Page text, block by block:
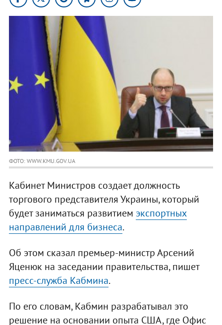
ФОТО: WWW.KMU.GOV.UA
Кабинет Министров создает должность
торгового представителя Украины, который
будет заниматься развитием экспортных
направлений для бизнеса.
Об этом сказал премьер-министр Арсений
Яценюк на заседании правительства, пишет
пресс-служба Кабмина.
По его словам, Кабмин разрабатывал это
решение на основании опыта США, где Офис